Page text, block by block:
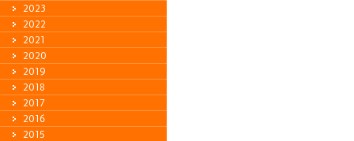
2023
2022
2021
2020
2019
2018
2017
2016
2015